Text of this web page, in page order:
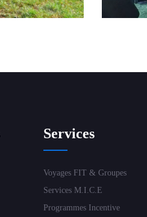
Services
Voyages FIT & Groupes
Services M.I.C.E
Programmes Incentive